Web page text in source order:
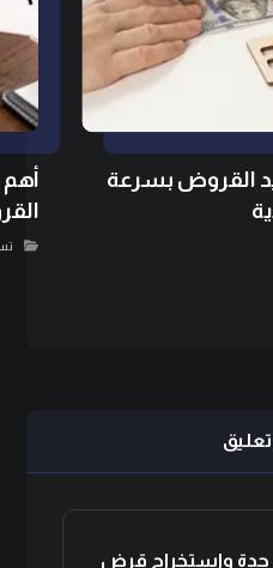
القروض بسرعة
واستخراج قرض